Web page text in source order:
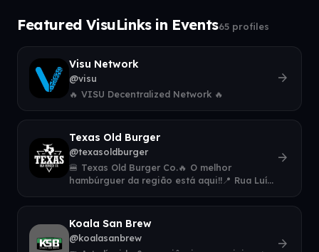
Featured VisuLinks in Events65 profiles
Visu Network
@visu
🔥 VISU Decentralized Network 🔥
arrow_forward
Texas Old Burger
@texasoldburger
🍔 Texas Old Burger Co.🔥 O melhor
hambúrguer da região está aqui!!📍 Rua Luís
arrow_forward
Koala San Brew
@koalasanbrew
arrow_forward